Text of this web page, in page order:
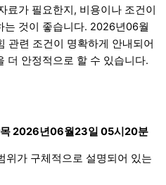
료가 필요한지, 비용이나 조건이
는 것이 좋습니다. 2026년06월
관련 조건이 명확하게 안내되어
더 안정적으로 할 수 있습니다.
목 2026년06월23일 05시20분
위가 구체적으로 설명되어 있는